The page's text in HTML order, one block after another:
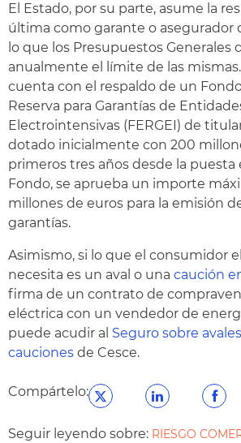
El Estado, por su parte, asume la
última como garante o asegurador
lo que los Presupuestos Generales
anualmente el límite de las
cuenta con el respaldo de un
Reserva para Garantías de
Electrointensivas (FERGEI) de
dotado inicialmente con 200
primeros tres años desde la puesta
Fondo, se aprueba un importe
millones de euros para la emisión
garantías.
Asimismo, si lo que el consumidor
necesita es un aval o una caución
firma de un contrato de
eléctrica con un vendedor de
puede acudir al Seguro sobre
cauciones de Cesce.
Compártelo:
Seguir leyendo sobre: RIESGO